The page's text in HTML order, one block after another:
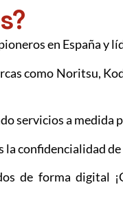
en España y
como Noritsu,
servicios a medida
confidencialidad
de forma digital